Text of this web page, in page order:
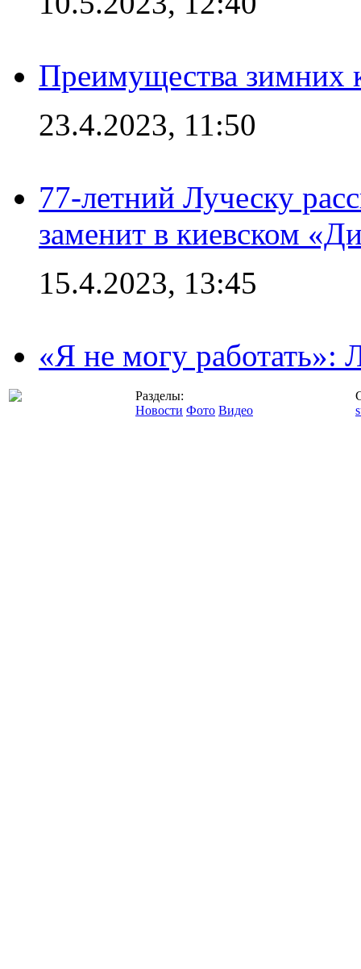
Преимущества зимних
23.4.2023, 11:50
77-летний Луческу
заменит в киевском
15.4.2023, 13:45
«Я не могу работать»:
Разделы:
Новости Фото Видео